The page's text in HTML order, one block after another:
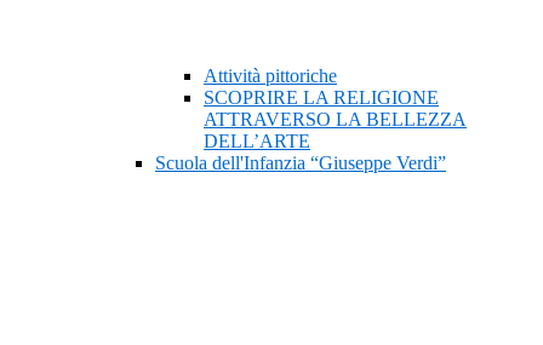
Attività pittoriche
SCOPRIRE LA RELIGIONE
ATTRAVERSO LA BELLEZZA
DELL’ARTE
Scuola dell'Infanzia “Giuseppe Verdi”